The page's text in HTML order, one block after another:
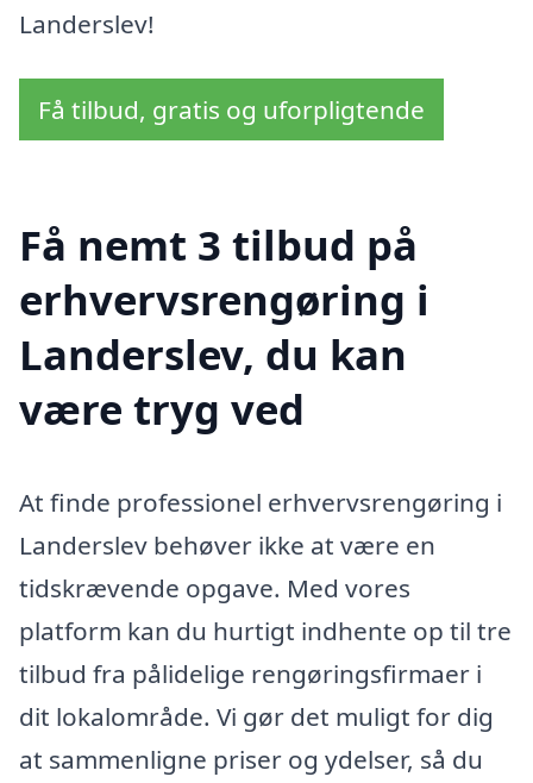
Landerslev!
Få tilbud, gratis og uforpligtende
Få nemt 3 tilbud på
erhvervsrengøring i
Landerslev, du kan
være tryg ved
At finde professionel erhvervsrengøring i
Landerslev behøver ikke at være en
tidskrævende opgave. Med vores
platform kan du hurtigt indhente op til tre
tilbud fra pålidelige rengøringsfirmaer i
dit lokalområde. Vi gør det muligt for dig
at sammenligne priser og ydelser, så du